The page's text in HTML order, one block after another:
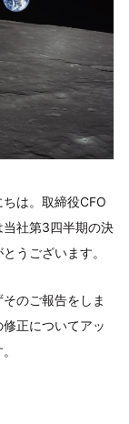
ちは。取締役CFO
社第3四半期の決
うございます。
のご報告をしま
正についてアッ